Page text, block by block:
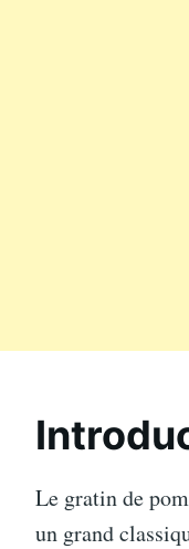
Le gratin de
un grand